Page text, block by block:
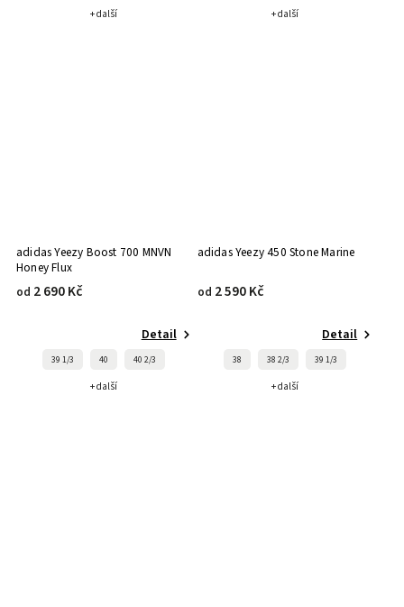
+ další + další
adidas Yeezy Boost 700 MNVN
Honey Flux
od 2 690 Kč
Detail
39 1/3 40 40 2/3
+ další
adidas Yeezy 450 Stone Marine
od 2 590 Kč
Detail
38 38 2/3 39 1/3
+ další